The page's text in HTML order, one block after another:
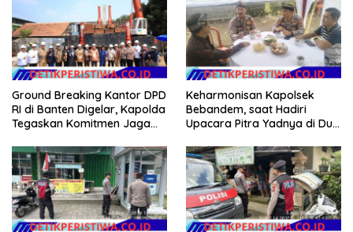
Ground Breaking Kantor DPD
RI di Banten Digelar, Kapolda
Tegaskan Komitmen Jaga
Keharmonisan Kapolsek
Bebandem, saat Hadiri
Upacara Pitra Yadnya di Dua